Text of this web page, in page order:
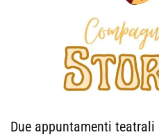
Due appuntamenti